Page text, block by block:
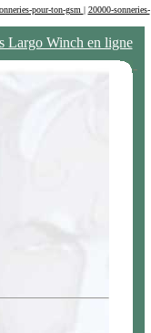
pour-ton-gsm | 20000-sonneries-
Largo Winch en ligne
-